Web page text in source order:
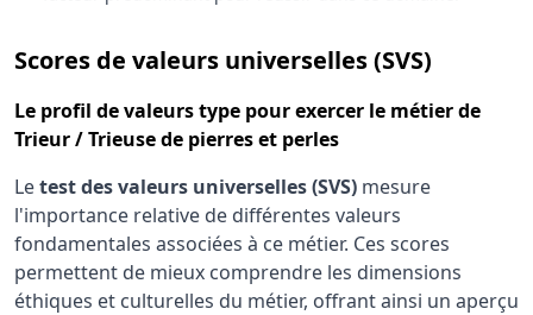
Scores de valeurs universelles (SVS)
Le profil de valeurs type pour exercer le métier de
Trieur / Trieuse de pierres et perles
Letest des valeurs universelles (SVS) mesure
l'importance relative de différentes valeurs
fondamentales associées à ce métier. Ces scores
permettent de mieux comprendre les dimensions
éthiques et culturelles du métier, offrant ainsi un aperçu